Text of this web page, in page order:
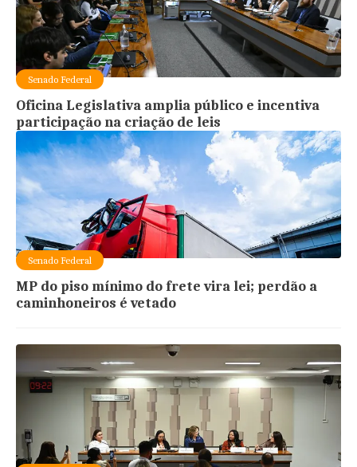
Senado Federal
Oficina Legislativa amplia público e incentiva
participação na criação de leis
Senado Federal
MP do piso mínimo do frete vira lei; perdão a
caminhoneiros é vetado